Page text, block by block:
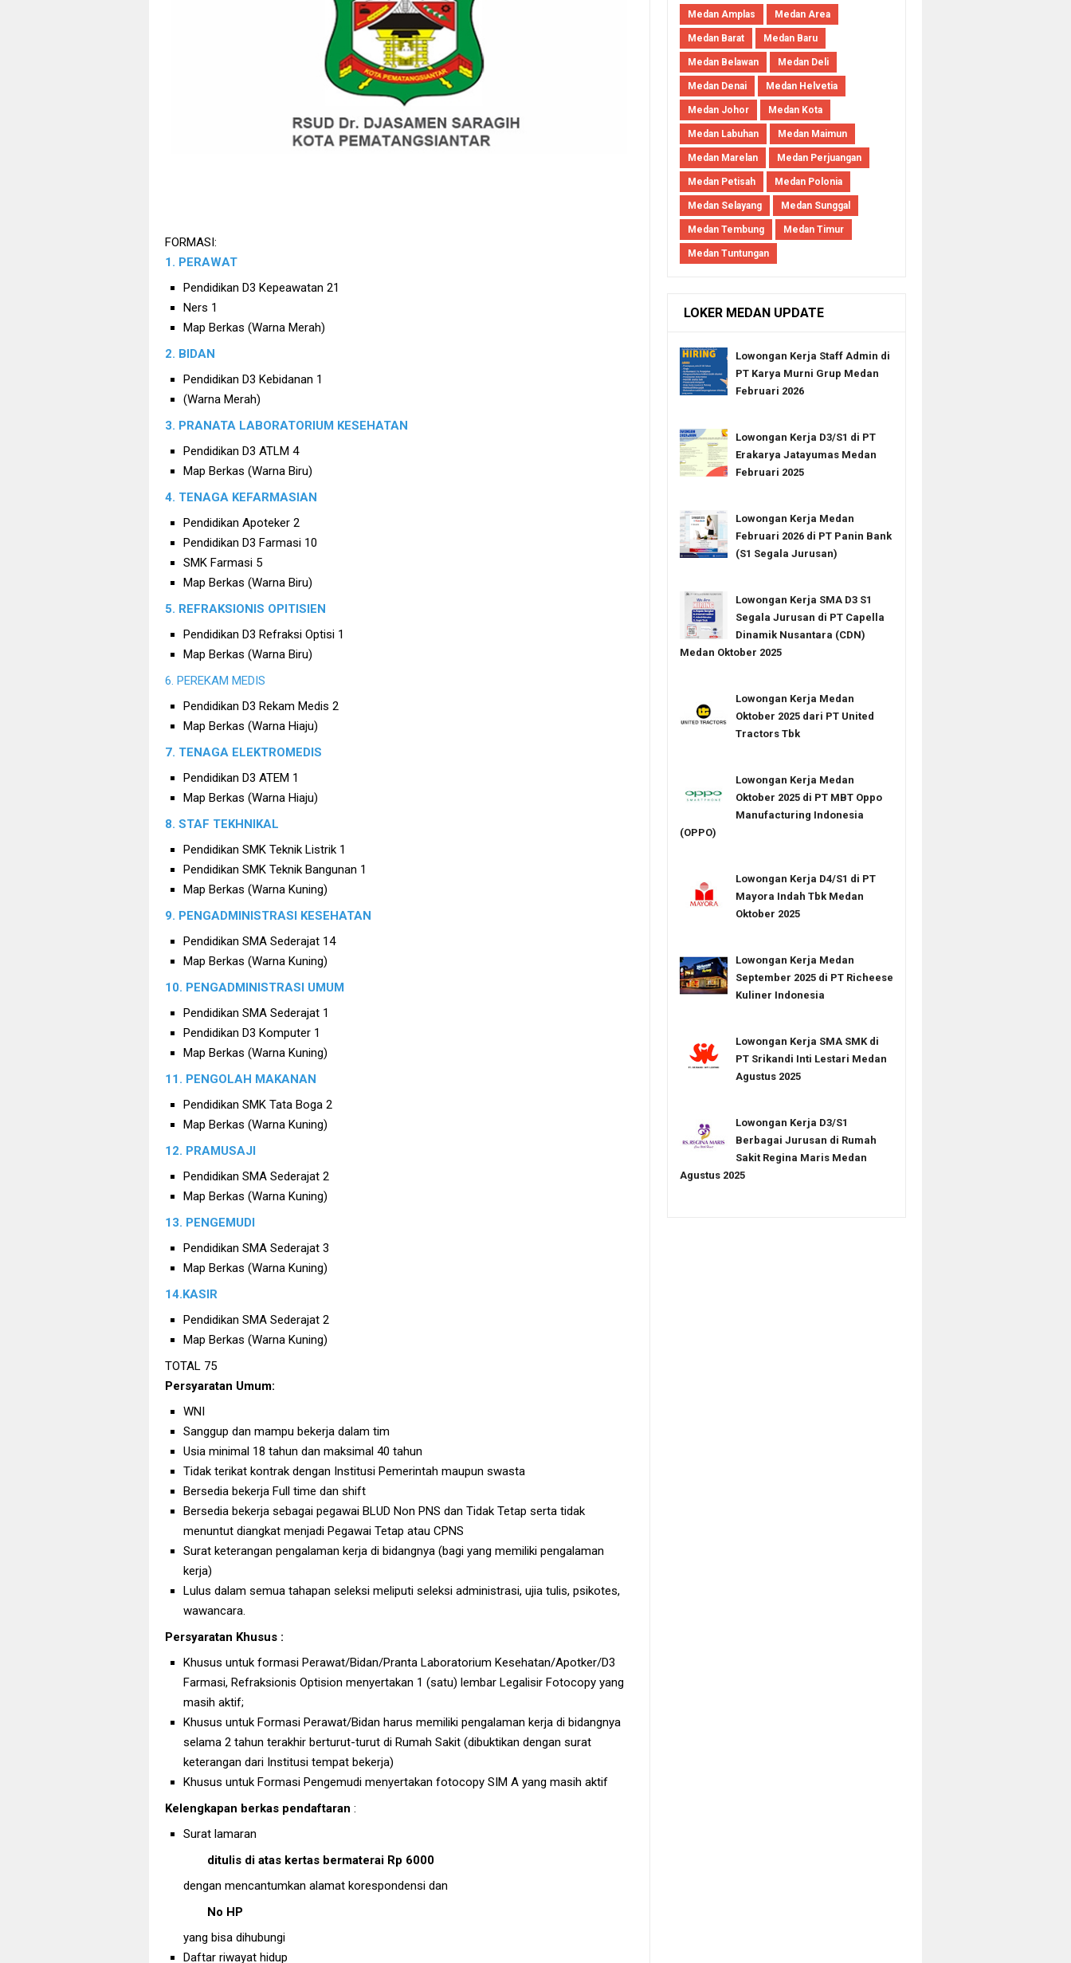
FORMASI:
1. PERAWAT
Pendidikan D3 Kepeawatan 21
Ners 1
Map Berkas (Warna Merah)
2. BIDAN
Pendidikan D3 Kebidanan 1
(Warna Merah)
3. PRANATA LABORATORIUM KESEHATAN
Pendidikan D3 ATLM 4
Map Berkas (Warna Biru)
4. TENAGA KEFARMASIAN
Pendidikan Apoteker 2
Pendidikan D3 Farmasi 10
SMK Farmasi 5
Map Berkas (Warna Biru)
5. REFRAKSIONIS OPITISIEN
Pendidikan D3 Refraksi Optisi 1
Map Berkas (Warna Biru)
6. PEREKAM MEDIS
Pendidikan D3 Rekam Medis 2
Map Berkas (Warna Hiaju)
7. TENAGA ELEKTROMEDIS
Pendidikan D3 ATEM 1
Map Berkas (Warna Hiaju)
8. STAF TEKHNIKAL
Pendidikan SMK Teknik Listrik 1
Pendidikan SMK Teknik Bangunan 1
Map Berkas (Warna Kuning)
9. PENGADMINISTRASI KESEHATAN
Pendidikan SMA Sederajat 14
Map Berkas (Warna Kuning)
10. PENGADMINISTRASI UMUM
Pendidikan SMA Sederajat 1
Pendidikan D3 Komputer 1
Map Berkas (Warna Kuning)
11. PENGOLAH MAKANAN
Pendidikan SMK Tata Boga 2
Map Berkas (Warna Kuning)
12. PRAMUSAJI
Pendidikan SMA Sederajat 2
Map Berkas (Warna Kuning)
13. PENGEMUDI
Pendidikan SMA Sederajat 3
Map Berkas (Warna Kuning)
14.KASIR
Pendidikan SMA Sederajat 2
Map Berkas (Warna Kuning)
TOTAL 75
Persyaratan Umum:
WNI
Sanggup dan mampu bekerja dalam tim
Usia minimal 18 tahun dan maksimal 40 tahun
Tidak terikat kontrak dengan Institusi Pemerintah maupun swasta
Bersedia bekerja Full time dan shift
Bersedia bekerja sebagai pegawai BLUD Non PNS dan Tidak Tetap serta tidak
menuntut diangkat menjadi Pegawai Tetap atau CPNS
Surat keterangan pengalaman kerja di bidangnya (bagi yang memiliki pengalaman
kerja)
Lulus dalam semua tahapan seleksi meliputi seleksi administrasi, ujia tulis, psikotes,
wawancara.
Persyaratan Khusus :
Khusus untuk formasi Perawat/Bidan/Pranta Laboratorium Kesehatan/Apotker/D3
Farmasi, Refraksionis Optision menyertakan 1 (satu) lembar Legalisir Fotocopy yang
masih aktif;
Khusus untuk Formasi Perawat/Bidan harus memiliki pengalaman kerja di bidangnya
selama 2 tahun terakhir berturut-turut di Rumah Sakit (dibuktikan dengan surat
keterangan dari Institusi tempat bekerja)
Khusus untuk Formasi Pengemudi menyertakan fotocopy SIM A yang masih aktif
Kelengkapan berkas pendaftaran :
Surat lamaran
ditulis di atas kertas bermaterai Rp 6000
dengan mencantumkan alamat korespondensi dan
No HP
yang bisa dihubungi
Daftar riwayat hidup
Medan Amplas Medan Area
Medan Barat Medan Baru
Medan Belawan Medan Deli
Medan Denai Medan Helvetia
Medan Johor Medan Kota
Medan Labuhan Medan Maimun
Medan Marelan Medan Perjuangan
Medan Petisah Medan Polonia
Medan Selayang Medan Sunggal
Medan Tembung Medan Timur
Medan Tuntungan
LOKER MEDAN UPDATE
Lowongan Kerja Staff Admin di
PT Karya Murni Grup Medan
Februari 2026
Lowongan Kerja D3/S1 di PT
Erakarya Jatayumas Medan
Februari 2025
Lowongan Kerja Medan
Februari 2026 di PT Panin Bank
(S1 Segala Jurusan)
Lowongan Kerja SMA D3 S1
Segala Jurusan di PT Capella
Dinamik Nusantara (CDN)
Medan Oktober 2025
Lowongan Kerja Medan
Oktober 2025 dari PT United
Tractors Tbk
Lowongan Kerja Medan
Oktober 2025 di PT MBT Oppo
Manufacturing Indonesia
(OPPO)
Lowongan Kerja D4/S1 di PT
Mayora Indah Tbk Medan
Oktober 2025
Lowongan Kerja Medan
September 2025 di PT Richeese
Kuliner Indonesia
Lowongan Kerja SMA SMK di
PT Srikandi Inti Lestari Medan
Agustus 2025
Lowongan Kerja D3/S1
Berbagai Jurusan di Rumah
Sakit Regina Maris Medan
Agustus 2025